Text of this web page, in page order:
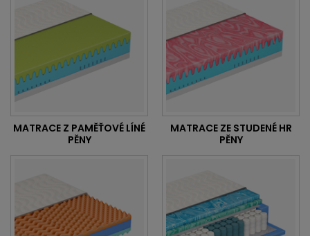
MATRACE Z PAMĚŤOVÉ LÍNÉ
PĚNY
MATRACE ZE STUDENÉ HR
PĚNY